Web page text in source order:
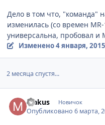
Дело в том что, "команда"
изменилась (со времен
универсальна, пробовал и
Изменено4 января, 2015
2 месяца спустя...
Makus Новичок
Опубликовано6 марта,